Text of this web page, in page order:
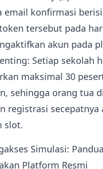
email konfirmasi berisi
tersebut pada
akun pada
Setiap sekolah
maksimal 30
sehingga orang tua
registrasi secepatnya
slot.
Simulasi:
Platform Resmi